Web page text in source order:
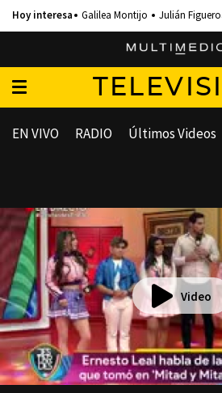
Galilea Montijo Julián
EN VIVO RADIO Últimos Videos
Video